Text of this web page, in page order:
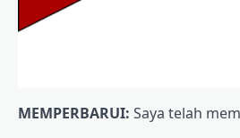
MEMPERBARUI: Saya telah